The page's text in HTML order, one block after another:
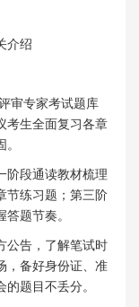
介绍
审专家考试题库
考生全面复习各章
阶段通读教材梳理
节练习题；第三阶
题节奏。
公告，了解笔试时
，备好身份证、准
题目不丢分。